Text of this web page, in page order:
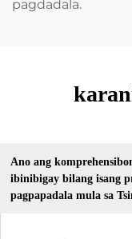
pagdadala.
Ano ang
ibinibigay bilang isang
pagpapadala mula sa